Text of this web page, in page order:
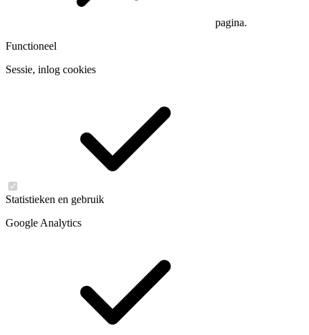
pagina.
Functioneel
Sessie, inlog cookies
Statistieken en gebruik
Google Analytics